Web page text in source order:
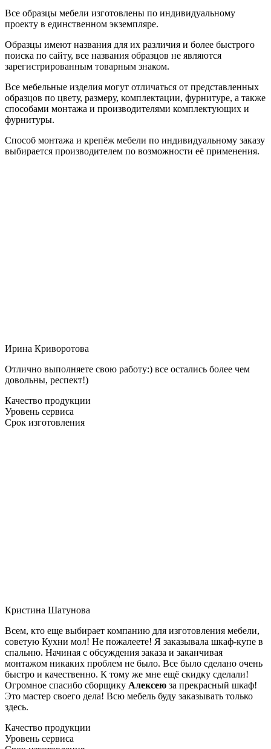
Все образцы мебели изготовлены по индивидуальному
проекту в единственном экземпляре.
Образцы имеют названия для их различия и более быстрого
поиска по сайту, все названия образцов не являются
зарегистрированным товарным знаком.
Все мебельные изделия могут отличаться от представленных
образцов по цвету, размеру, комплектации, фурнитуре, а также
способами монтажа и производителями комплектующих и
фурнитуры.
Способ монтажа и крепёж мебели по индивидуальному заказу
выбирается производителем по возможности её применения.
Ирина Криворотова
Отлично выполняете свою работу:) все остались более чем
довольны, респект!)
Качество продукции
Уровень сервиса
Срок изготовления
Кристина Шатунова
Всем, кто еще выбирает компанию для изготовления мебели,
советую Кухни мол! Не пожалеете! Я заказывала шкаф-купе в
спальню. Начиная с обсуждения заказа и заканчивая
монтажом никаких проблем не было. Все было сделано очень
быстро и качественно. К тому же мне ещё скидку сделали!
Огромное спасибо сборщику Алексею за прекрасный шкаф!
Это мастер своего дела! Всю мебель буду заказывать только
здесь.
Качество продукции
Уровень сервиса